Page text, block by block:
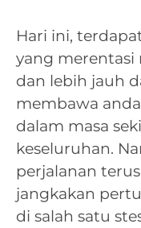
Hari ini,
yang merentasi
dan lebih jauh
membawa
dalam masa
keseluruhan.
perjalanan
jangkakan
di salah satu